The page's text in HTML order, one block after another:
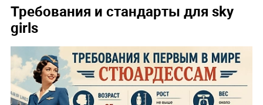
Требования и стандарты для sky
girls